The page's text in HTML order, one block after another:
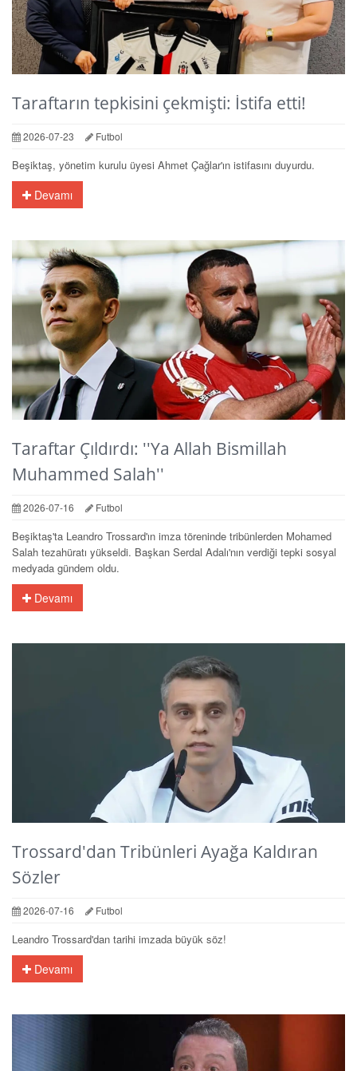
Taraftarın tepkisini çekmişti: İstifa etti!
2026-07-23 Futbol
Beşiktaş, yönetim kurulu üyesi Ahmet Çağlar'ın istifasını duyurdu.
Devamı
Taraftar Çıldırdı: ''Ya Allah Bismillah
Muhammed Salah''
2026-07-16 Futbol
Beşiktaş'ta Leandro Trossard'ın imza töreninde tribünlerden Mohamed
Salah tezahüratı yükseldi. Başkan Serdal Adalı'nın verdiği tepki sosyal
medyada gündem oldu.
Devamı
Trossard'dan Tribünleri Ayağa Kaldıran
Sözler
2026-07-16 Futbol
Leandro Trossard'dan tarihi imzada büyük söz!
Devamı